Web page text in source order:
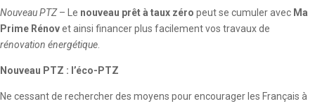
Nouveau PTZ– Le nouveau prêt à taux zéro peut se cumuler avec Ma
Prime Rénovet ainsi financer plus facilement vos travaux de
rénovation énergétique.
Nouveau PTZ : l’éco-PTZ
Ne cessant de rechercher des moyens pour encourager les Français à